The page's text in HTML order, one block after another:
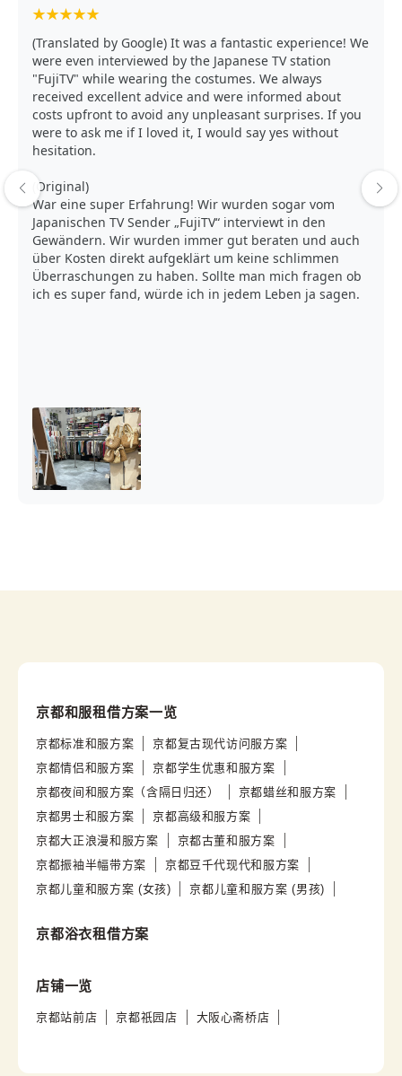
★★★★★
(Translated by Google) It was a fantastic experience! We
were even interviewed by the Japanese TV station
"FujiTV" while wearing the costumes. We always
received excellent advice and were informed about
costs upfront to avoid any unpleasant surprises. If you
were to ask me if I loved it, I would say yes without
hesitation.
(Original)
War eine super Erfahrung! Wir wurden sogar vom
Japanischen TV Sender „FujiTV“ interviewt in den
Gewändern. Wir wurden immer gut beraten und auch
über Kosten direkt aufgeklärt um keine schlimmen
Überraschungen zu haben. Sollte man mich fragen ob
ich es super fand, würde ich in jedem Leben ja sagen.
京都和服租借方案一览
京都标准和服方案
京都复古现代访问服方案
京都情侣和服方案
京都学生优惠和服方案
京都夜间和服方案（含隔日归还）
京都蜡丝和服方案
京都男士和服方案
京都高级和服方案
京都大正浪漫和服方案
京都古董和服方案
京都振袖半幅带方案
京都豆千代现代和服方案
京都儿童和服方案 (女孩)
京都儿童和服方案 (男孩)
京都浴衣租借方案
店铺一览
京都站前店 京都祇园店 大阪心斋桥店